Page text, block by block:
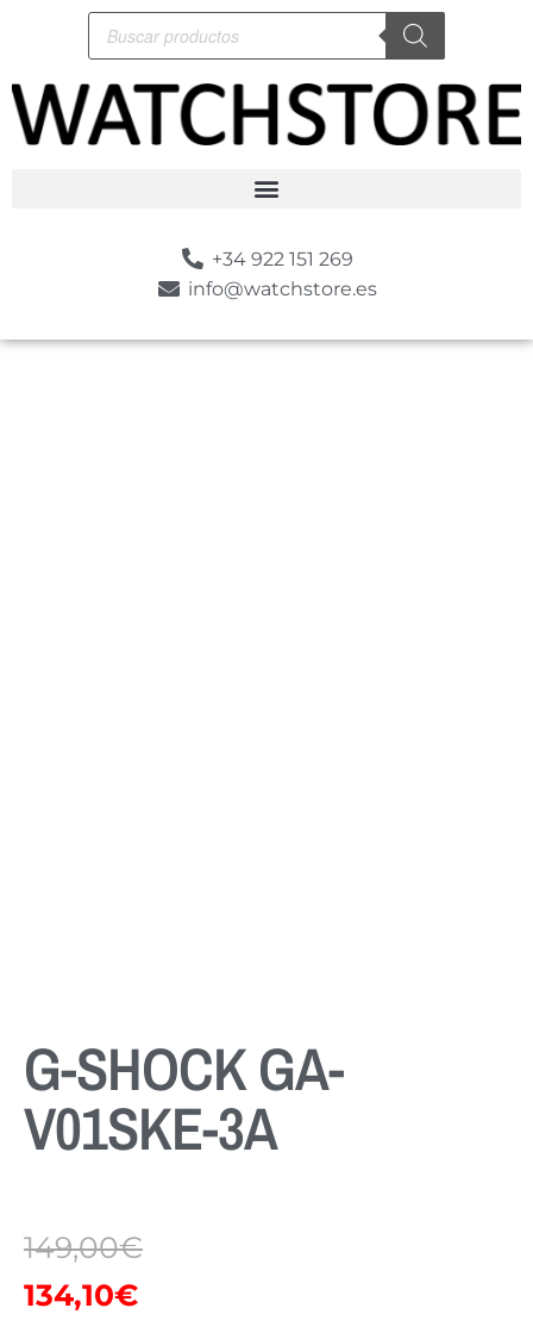
+34 922 151 269
info@watchstore.es
G-SHOCK GA-
V01SKE-3A
149,00€
134,10€